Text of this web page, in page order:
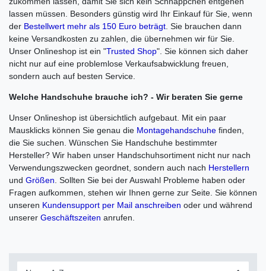
lassen müssen. Besonders günstig wird Ihr Einkauf für Sie, wenn
der Bestellwert mehr als 150 Euro beträgt . Sie brauchen dann
keine Versandkosten zu zahlen, die übernehmen wir für Sie.
Unser Onlineshop ist ein "Trusted Shop". Sie können sich daher
nicht nur auf eine problemlose Verkaufsabwicklung freuen,
sondern auch auf besten Service.
Welche Handschuhe brauche ich? - Wir beraten Sie gerne
Unser Onlineshop ist übersichtlich aufgebaut. Mit ein paar
Mausklicks können Sie genau die Montagehandschuhe finden,
die Sie suchen. Wünschen Sie Handschuhe bestimmter
Hersteller? Wir haben unser Handschuhsortiment nicht nur nach
Verwendungszwecken geordnet, sondern auch nach Herstellern
und Größen . Sollten Sie bei der Auswahl Probleme haben oder
Fragen aufkommen, stehen wir Ihnen gerne zur Seite. Sie können
unseren Kundensupport per Mail anschreiben oder und während
unserer Geschäftszeiten anrufen.